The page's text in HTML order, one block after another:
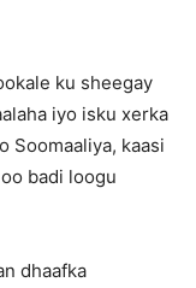
ku sheegay
iyo isku xerka
Soomaaliya, kaasi
badi loogu
dhaafka